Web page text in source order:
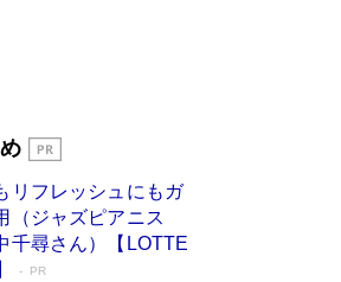
け新書がベスト3を独
新書ベストセラー］
リフレッシュにもガ
（ジャズピアニス
千尋さん）【LOTTE
PR